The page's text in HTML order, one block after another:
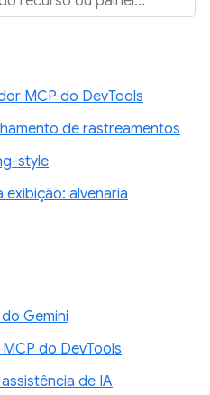
MCP do DevTools
de rastreamentos
style
alvenaria
Gemini
do DevTools
de IA